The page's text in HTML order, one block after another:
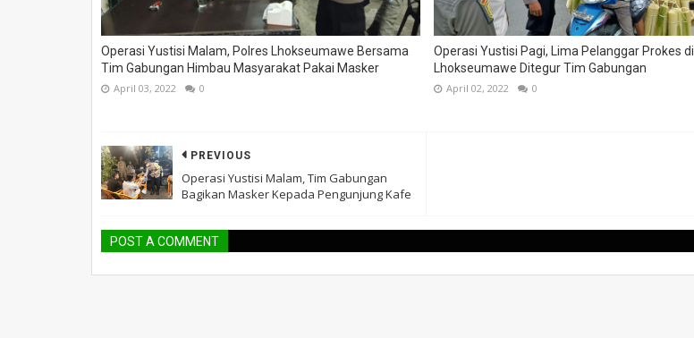
Operasi Yustisi Malam, Polres Lhokseumawe Bersama
Tim Gabungan Himbau Masyarakat Pakai Masker
April 03, 2022 0
Operasi Yustisi Pagi, Lima Pelanggar Prokes di
Lhokseumawe Ditegur Tim Gabungan
April 02, 2022 0
PREVIOUS
Operasi Yustisi Malam, Tim Gabungan
Bagikan Masker Kepada Pengunjung Kafe
POST A COMMENT